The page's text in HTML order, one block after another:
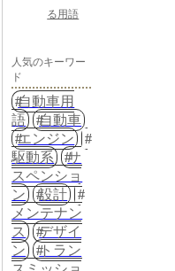
る用語
人気のキーワー
ド
自動車用
語
自動車
エンジン
駆動系
サ
スペンショ
ン
設計
メンテナン
ス
デザイ
ン
トラン